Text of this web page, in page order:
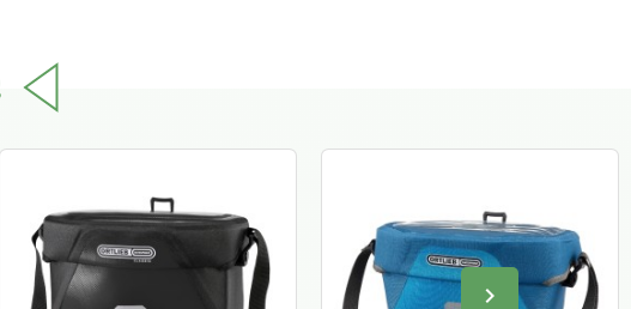
keyboard_arrow_right